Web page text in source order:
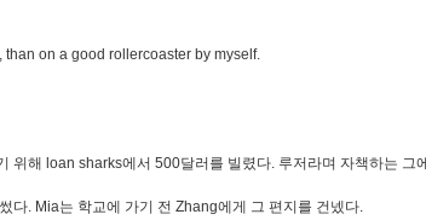
than on a good rollercoaster by myself.
위해 loan sharks에서 500달러를 빌렸다. 루저라며 자책하는 그
다. Mia는 학교에 가기 전 Zhang에게 그 편지를 건넸다.